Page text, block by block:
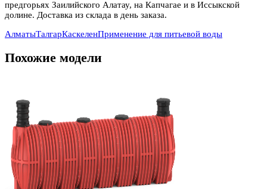
предгорьях Заилийского Алатау, на Капчагае и в Иссыкской
долине. Доставка из склада в день заказа.
АлматыТалгарКаскеленПрименение для питьевой воды
Похожие модели